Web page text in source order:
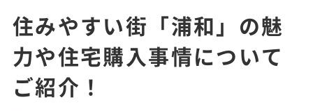
住みやすい街「浦和」の魅
力や住宅購入事情について
ご紹介！